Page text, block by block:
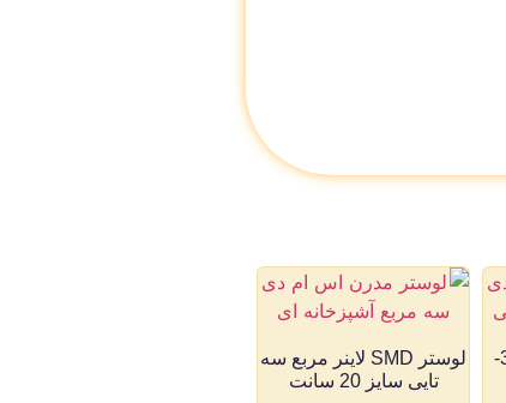
لوستر Smd مدل 15-30-
لوستر SMD لاینر مربع سه
تایی سایز 20 سانت